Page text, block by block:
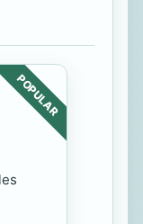
POPULAR